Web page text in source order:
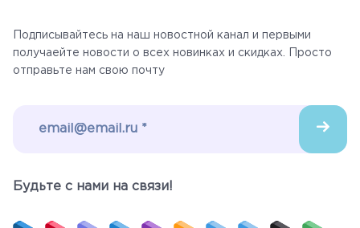
Подписывайтесь на наш новостной канал и первыми
получаейте новости о всех новинках и скидках. Просто
отправьте нам свою почту
Будьте c нами на связи!